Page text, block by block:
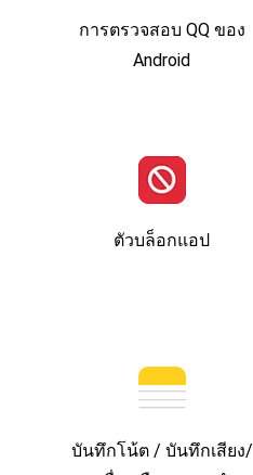
การตรวจสอบ QQ ของ
Android
ตัวบล็อกแอป
บันทึกโน้ต / บันทึกเสียง/